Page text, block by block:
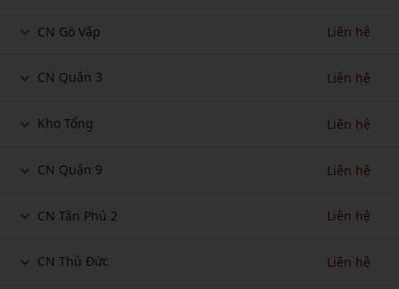
CN Gò Vấp Liên hệ
CN Quận 3 Liên hệ
Kho Tổng Liên hệ
CN Quận 9 Liên hệ
CN Tân Phú 2 Liên hệ
CN Thủ Đức Liên hệ